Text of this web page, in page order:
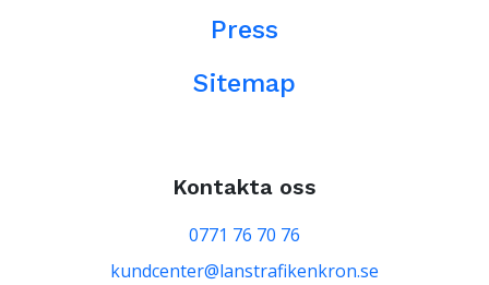
Press
Sitemap
Kontakta oss
0771 76 70 76
kundcenter@lanstrafikenkron.se